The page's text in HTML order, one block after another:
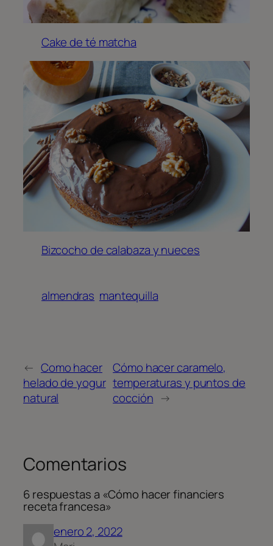
Cake de té matcha
Bizcocho de calabaza y nueces
almendras mantequilla
← Como hacer
helado de yogur
natural
Cómo hacer caramelo,
temperaturas y puntos de
cocción →
Comentarios
6 respuestas a «Cómo hacer financiers
receta francesa»
enero 2, 2022